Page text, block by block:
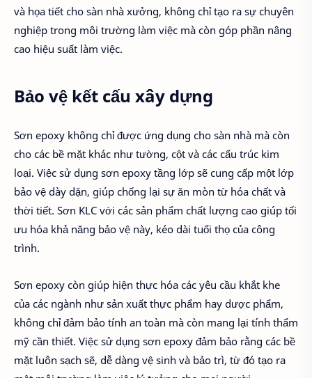
và họa tiết cho sàn nhà xưởng, không chỉ tạo ra sự chuyên
nghiệp trong môi trường làm việc mà còn góp phần nâng
cao hiệu suất làm việc.
Bảo vệ kết cấu xây dựng
Sơn epoxy không chỉ được ứng dụng cho sàn nhà mà còn
cho các bề mặt khác như tường, cột và các cấu trúc kim
loại. Việc sử dụng sơn epoxy tầng lớp sẽ cung cấp một lớp
bảo vệ dày dặn, giúp chống lại sự ăn mòn từ hóa chất và
thời tiết. Sơn KLC với các sản phẩm chất lượng cao giúp tối
ưu hóa khả năng bảo vệ này, kéo dài tuổi thọ của công
trình.
Sơn epoxy còn giúp hiện thực hóa các yêu cầu khắt khe
của các ngành như sản xuất thực phẩm hay dược phẩm,
không chỉ đảm bảo tính an toàn mà còn mang lại tính thẩm
mỹ cần thiết. Việc sử dụng sơn epoxy đảm bảo rằng các bề
mặt luôn sạch sẽ, dễ dàng vệ sinh và bảo trì, từ đó tạo ra